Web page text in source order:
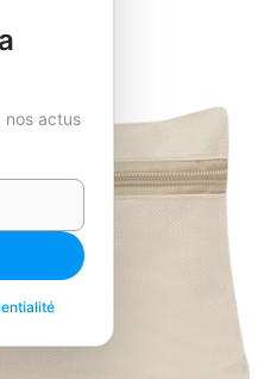
nos actus